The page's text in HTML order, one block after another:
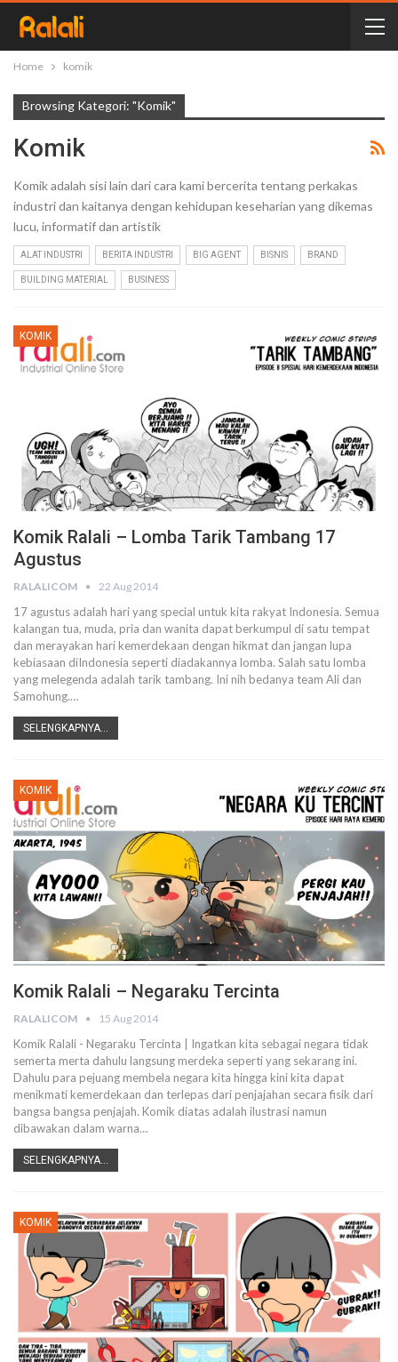
Home komik
Browsing Kategori: "komik"
Komik
Komik adalah sisi lain dari cara kami bercerita tentang perkakas
industri dan kaitanya dengan kehidupan keseharian yang dikemas
lucu, informatif dan artistik
ALAT INDUSTRI BERITA INDUSTRI BIG AGENT BISNIS BRAND
BUILDING MATERIAL BUSINESS
KOMIK
Komik Ralali – Lomba Tarik Tambang 17
Agustus
RALALICOM 22 Aug 2014
17 agustus adalah hari yang special untuk kita rakyat Indonesia. Semua
kalangan tua, muda, pria dan wanita dapat berkumpul di satu tempat
dan merayakan hari kemerdekaan dengan hikmat dan jangan lupa
kebiasaan diIndonesia seperti diadakannya lomba. Salah satu lomba
yang melegenda adalah tarik tambang. Ini nih bedanya team Ali dan
Samohung.…
SELENGKAPNYA...
KOMIK
Komik Ralali – Negaraku Tercinta
RALALICOM 15 Aug 2014
Komik Ralali - Negaraku Tercinta | Ingatkan kita sebagai negara tidak
semerta merta dahulu langsung merdeka seperti yang sekarang ini.
Dahulu para pejuang membela negara kita hingga kini kita dapat
menikmati kemerdekaan dan terlepas dari penjajahan secara fisik dari
bangsa bangsa penjajah. Komik diatas adalah ilustrasi namun
dibawakan dalam warna…
SELENGKAPNYA...
KOMIK